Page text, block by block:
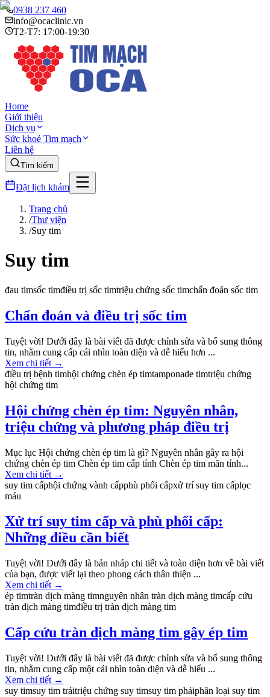
0938 237 460
info@ocaclinic.vn
T2-T7: 17:00-19:30
Home
Giới thiệu
Dịch vụ
Sức khoẻ Tim mạch
Liên hệ
Tìm kiếm
Đặt lịch khám
Trang chủ
/Thư viện
/Suy tim
Suy tim
đau timsốc timđiều trị sốc timtriệu chứng sốc timchẩn đoán sốc tim
Chẩn đoán và điều trị sốc tim
Tuyệt vời! Dưới đây là bài viết đã được chỉnh sửa và bổ sung thông
tin, nhằm cung cấp cái nhìn toàn diện và dễ hiểu hơn ...
Xem chi tiết →
điều trị bệnh timhội chứng chèn ép timtamponade timtriệu chứng
hội chứng tim
Hội chứng chèn ép tim: Nguyên nhân,
triệu chứng và phương pháp điều trị
Mục lục Hội chứng chèn ép tim là gì? Nguyên nhân gây ra hội
chứng chèn ép tim Chèn ép tim cấp tính Chèn ép tim mãn tính...
Xem chi tiết →
suy tim cấphội chứng vành cấpphù phổi cấpxử trí suy tim cấplọc
máu
Xử trí suy tim cấp và phù phổi cấp:
Những điều cần biết
Tuyệt vời! Dưới đây là bản nháp chi tiết và toàn diện hơn về bài viết
của bạn, được viết lại theo phong cách thân thiện ...
Xem chi tiết →
ép timtràn dịch màng timnguyên nhân tràn dịch màng timcấp cứu
tràn dịch màng timđiều trị tràn dịch màng tim
Cấp cứu tràn dịch màng tim gây ép tim
Tuyệt vời! Dưới đây là bài viết đã được chỉnh sửa và bổ sung thông
tin, nhằm cung cấp một cái nhìn toàn diện và dễ hiểu ...
Xem chi tiết →
suy timsuy tim tráitriệu chứng suy timsuy tim phảiphân loại suy tim